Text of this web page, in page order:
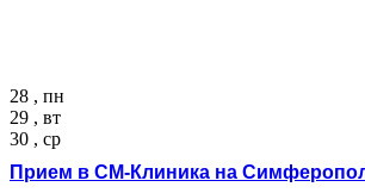
28 , пн
29 , вт
30 , ср
Прием в СМ-Клиника на